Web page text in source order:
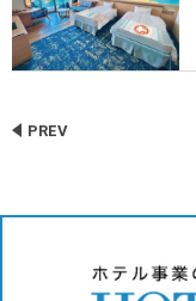
PREV